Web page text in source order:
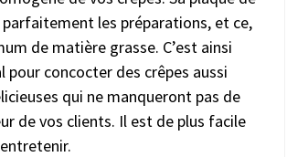
les préparations, et ce,
de matière grasse. C’est ainsi
pour concocter des crêpes aussi
qui ne manqueront pas de
de vos clients. Il est de plus facile